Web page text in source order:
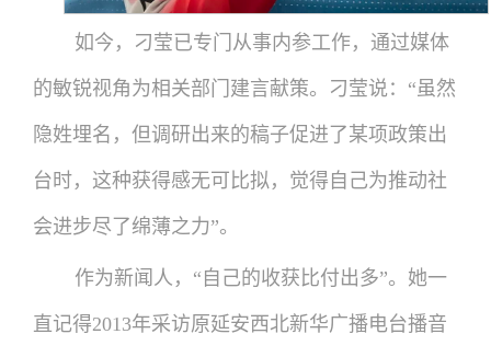
如今，刁莹已专门从事内参工作，通过媒体
的敏锐视角为相关部门建言献策。刁莹说：“虽然
隐姓埋名，但调研出来的稿子促进了某项政策出
台时，这种获得感无可比拟，觉得自己为推动社
会进步尽了绵薄之力”。
作为新闻人，“自己的收获比付出多”。她一
直记得2013年采访原延安西北新华广播电台播音